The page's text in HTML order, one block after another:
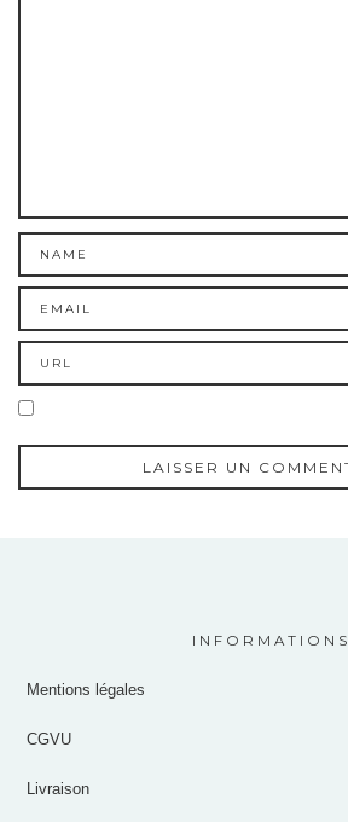
INFORMATIONS
Mentions légales
CGVU
Livraison